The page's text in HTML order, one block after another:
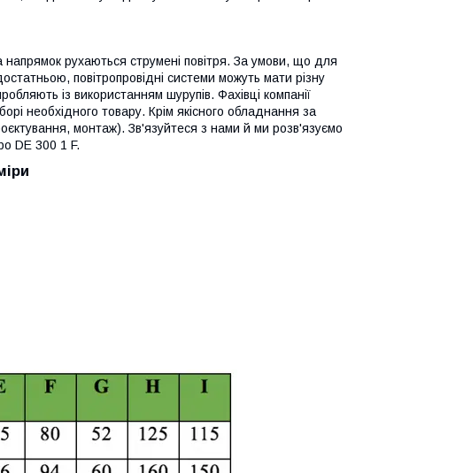
рухаються струмені повітря. За умови, що для
повітропровідні системи можуть мати різну
із використанням шурупів. Фахівці компанії
необхідного товару. Крім якісного обладнання за
монтаж). Зв'язуйтеся з нами й ми розв'язуємо
DE 300 1 F.